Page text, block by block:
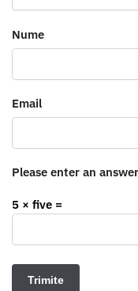
Nume
Email
Please enter an
5 × five =